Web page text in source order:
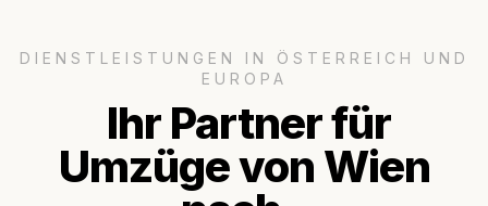
DIENSTLEISTUNGEN IN ÖSTERREICH UND
EUROPA
Ihr Partner für
Umzüge von Wien